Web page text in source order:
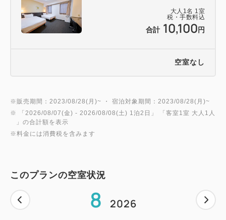
（ 「東京駅」（大手町駅地下道経由） → 「大手
町」 → 東京メトロ東西線 「茅場町駅」 約8
＝＝＝＝＝＝＝＝＝＝＝＝＝＝＝＝＝＝＝＝＝＝＝＝
大人 1 名 1 室
税・手数料込
合計 10,100 円
空室なし
※販売期間：2023/08/28(月)~ ・ 宿泊対象期間：2023/08/28(月)~
※ 「 2026/08/07(金) - 2026/08/08(土) 1泊2日 」 「客室1室 大人1人
」の合計額を表示
※料金には消費税を含みます
このプランの空室状況
8 2026